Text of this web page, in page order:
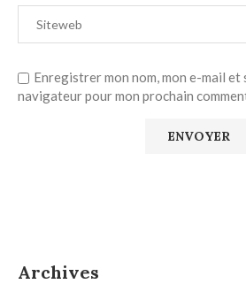
Enregistrer mon nom, mon e-mail et
navigateur pour mon prochain
Archives